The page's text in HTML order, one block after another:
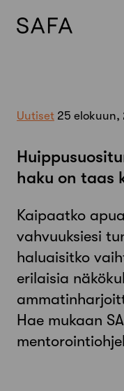
Uutiset 25 elokuun,
haku on taas
Kaipaatko
vahvuuksiesi
haluaisitko
erilaisia
Hae mukaan